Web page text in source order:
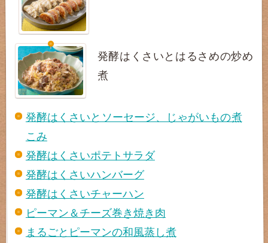
発酵はくさいとはるさめの炒め
煮
発酵はくさいとソーセージ、じゃがいもの煮
こみ
発酵はくさいポテトサラダ
発酵はくさいハンバーグ
発酵はくさいチャーハン
ピーマン＆チーズ巻き焼き肉
まるごとピーマンの和風蒸し煮